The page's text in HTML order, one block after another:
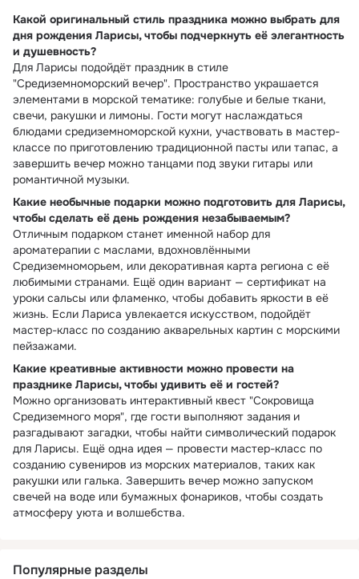
Какой оригинальный стиль праздника можно выбрать для
дня рождения Ларисы, чтобы подчеркнуть её элегантность
и душевность?
Для Ларисы подойдёт праздник в стиле
"Средиземноморский вечер". Пространство украшается
элементами в морской тематике: голубые и белые ткани,
свечи, ракушки и лимоны. Гости могут наслаждаться
блюдами средиземноморской кухни, участвовать в мастер-
классе по приготовлению традиционной пасты или тапас, а
завершить вечер можно танцами под звуки гитары или
романтичной музыки.
Какие необычные подарки можно подготовить для Ларисы,
чтобы сделать её день рождения незабываемым?
Отличным подарком станет именной набор для
ароматерапии с маслами, вдохновлёнными
Средиземноморьем, или декоративная карта региона с её
любимыми странами. Ещё один вариант — сертификат на
уроки сальсы или фламенко, чтобы добавить яркости в её
жизнь. Если Лариса увлекается искусством, подойдёт
мастер-класс по созданию акварельных картин с морскими
пейзажами.
Какие креативные активности можно провести на
празднике Ларисы, чтобы удивить её и гостей?
Можно организовать интерактивный квест "Сокровища
Средиземного моря", где гости выполняют задания и
разгадывают загадки, чтобы найти символический подарок
для Ларисы. Ещё одна идея — провести мастер-класс по
созданию сувениров из морских материалов, таких как
ракушки или галька. Завершить вечер можно запуском
свечей на воде или бумажных фонариков, чтобы создать
атмосферу уюта и волшебства.
Популярные разделы